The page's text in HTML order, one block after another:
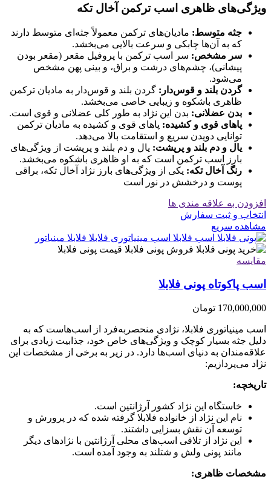
ویژگی‌های ظاهری اسب ترکمن آخال تکه
جثه متوسط: مادیان‌های ترکمن معمولاً جثه‌ای متوسط دارند
که به آن‌ها چابکی و سرعت بالایی می‌بخشد.
سر مشخص: سر اسب ترکمن با پروفیل مقعر (مقعر بودن
پیشانی)، چشم‌های درشت و براق، و بینی پهن مشخص
می‌شود.
گردن بلند و قوس‌دار: گردن بلند و قوس‌دار به مادیان ترکمن
ظاهری باشکوه و زیبایی خاصی می‌بخشد.
بدن عضلانی: بدن این نژاد به طور کلی عضلانی و قوی است.
پاهای قوی و کشیده: پاهای قوی و کشیده به مادیان ترکمن
توانایی دویدن سریع و استقامت بالا می‌دهد.
یال و دم بلند و پرپشت: یال و دم بلند و پرپشت از ویژگی‌های
بارز اسب ترکمن است که به او ظاهری باشکوه می‌بخشد.
رنگ آخال تکه: یکی از ویژگی‌های بارز نژاد آخال تکه، براقی
پوست و درخشش در نور است
افزودن به علاقه مندی ها
انتخاب و ثبت سفارش
مشاهده سریع
مقایسه
اسب پاکوتاه پونی فلابلا
170,000,000 تومان
اسب مینیاتوری فلابلا، نژادی منحصربه‌فرد از اسب‌هاست که به
دلیل جثه بسیار کوچک و ویژگی‌های خاص خود، جذابیت زیادی برای
علاقه‌مندان به دنیای اسب‌ها دارد. در زیر به برخی از مشخصات این
نژاد می‌پردازیم:
تاریخچه:
خاستگاه این نژاد کشور آرژانتین است.
نام این نژاد از خانواده فلابلا گرفته شده که در پرورش و
توسعه آن نقش بسزایی داشتند.
این نژاد از تلاقی اسب‌های محلی آرژانتین با نژادهای دیگر
مانند پونی ولش و شتلند به وجود آمده است.
مشخصات ظاهری: